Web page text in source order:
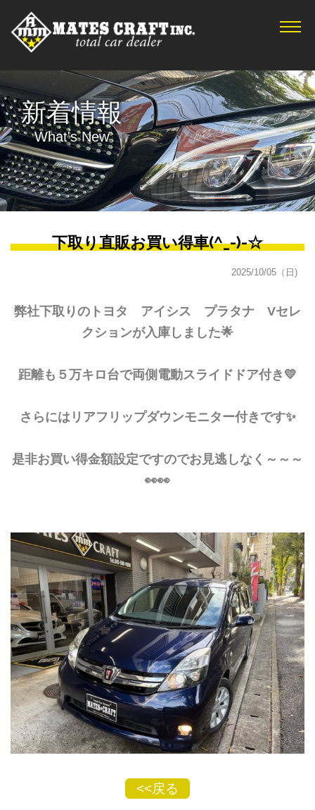
TOP
在庫車情報
サービス
会社概要
アクセス
お問合せ
新着情報
What's New
下取り直販お買い得車(^_-)-☆
2025/10/05（日)
弊社下取りのトヨタ アイシス プラタナ Vセレ
クションが入庫しました🌟
距離も５万キロ台で両側電動スライドドア付き💛
さらにはリアフリップダウンモニター付きです✨
是非お買い得金額設定ですのでお見逃しなく～～～
👀👀
<<戻る